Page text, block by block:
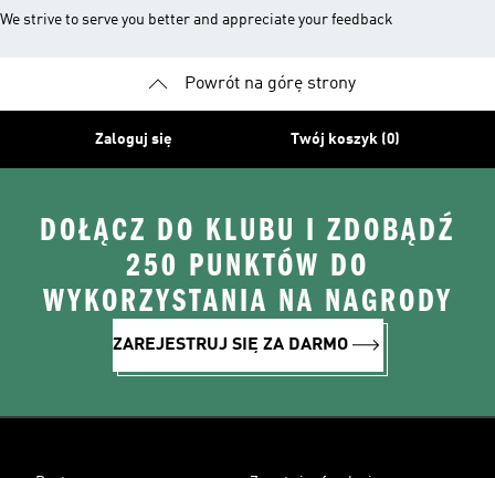
We strive to serve you better and appreciate your feedback
Powrót na górę strony
Zaloguj się Twój koszyk (0)
DOŁĄCZ DO KLUBU I ZDOBĄDŹ
250 PUNKTÓW DO
WYKORZYSTANIA NA NAGRODY
ZAREJESTRUJ SIĘ ZA DARMO